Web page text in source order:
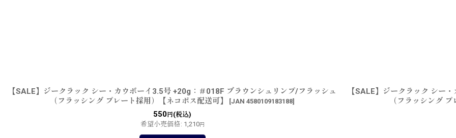
【SALE】ジークラック シー・カウボーイ3.5号 +20g：＃018F ブラウンシュリンプ/フラッシュ
（フラッシング プレート採用）【ネコポス配送可】
[JAN 4580109183188]
550 円(税込)
希望小売価格: 1,210円
【SALE】ジークラック シー
（フラッシング